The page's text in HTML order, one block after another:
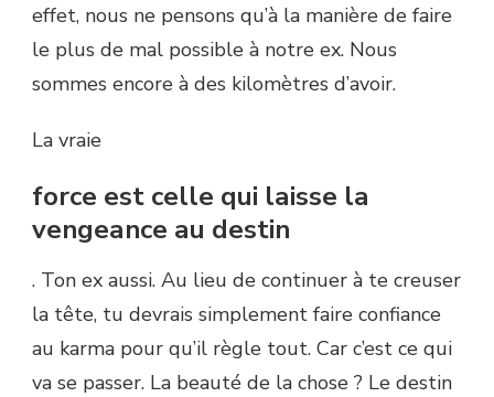
effet, nous ne pensons qu’à la manière de faire
le plus de mal possible à notre ex. Nous
sommes encore à des kilomètres d’avoir.
La vraie
force est celle qui laisse la
vengeance au destin
. Ton ex aussi. Au lieu de continuer à te creuser
la tête, tu devrais simplement faire confiance
au karma pour qu’il règle tout. Car c’est ce qui
va se passer. La beauté de la chose ? Le destin